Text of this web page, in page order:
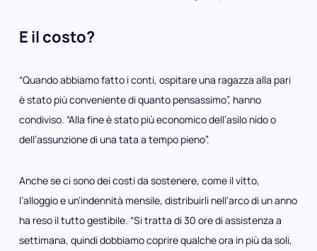
E il costo?
“Quando abbiamo fatto i conti, ospitare una ragazza alla pari
è stato più conveniente di quanto pensassimo”, hanno
condiviso. “Alla fine è stato più economico dell’asilo nido o
dell’assunzione di una tata a tempo pieno”.
Anche se ci sono dei costi da sostenere, come il vitto,
l’alloggio e un’indennità mensile, distribuirli nell’arco di un anno
ha reso il tutto gestibile. “Si tratta di 30 ore di assistenza a
settimana, quindi dobbiamo coprire qualche ora in più da soli,